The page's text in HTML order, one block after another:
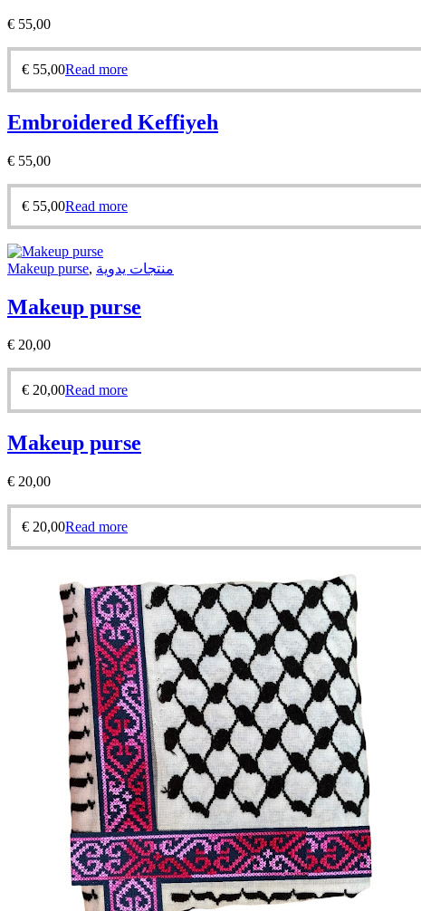
€ 55,00
€ 55,00Read more
Embroidered Keffiyeh
€ 55,00
€ 55,00Read more
Makeup purse, منتجات يدوية
Makeup purse
€ 20,00
€ 20,00Read more
Makeup purse
€ 20,00
€ 20,00Read more